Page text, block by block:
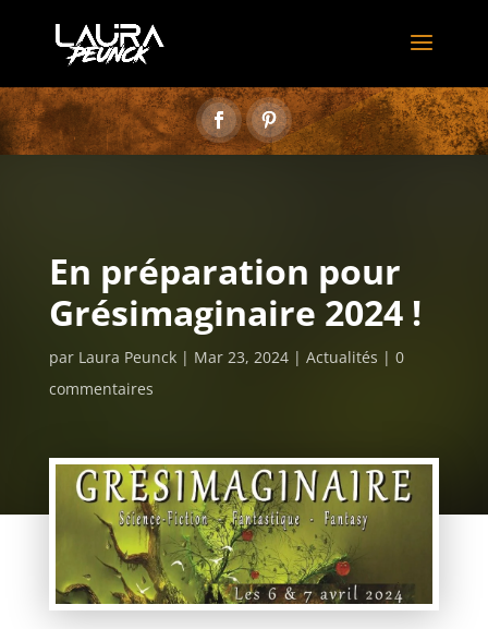
En préparation pour
Grésimaginaire 2024 !
par Laura Peunck Mar 23, 2024 Actualités
0
commentaires